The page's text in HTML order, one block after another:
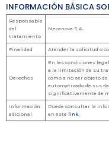
INFORMACIÓN BÁSICA
Responsable
del
tratamiento
Mecanova S.A.
Finalidad Atender la solicitud o
Derechos
En las condiciones
a la limitación de su
como a no ser objeto
automatizado de sus
significativamente de
Información
adicional
Puede consultar la
en este link.